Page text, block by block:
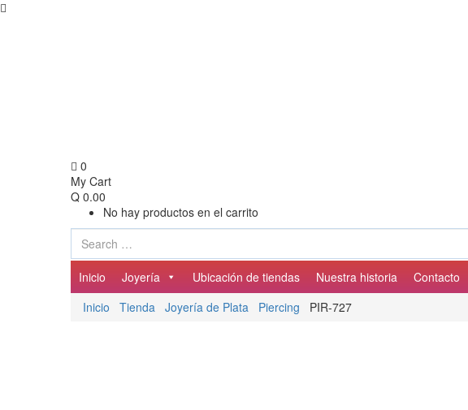
0
My Cart
Q 0.00
No hay productos en el carrito
Inicio Joyería Ubicación de tiendas Nuestra historia
Contacto
Inicio
Tienda Joyería de Plata Piercing PIR-727